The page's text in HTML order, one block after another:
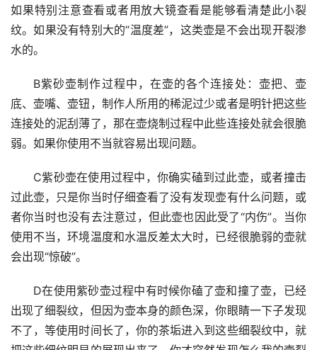
如果特别注意查看或者用放大镜查看是能够看清楚此小裂
纹。如果没有特别大的“温度差”，这类壶是不会出现开裂渗
水的。
B紫砂壶制作过程中，在壶的各个连接处：壶把、壶
底、壶嘴、壶钮，制作人所用的稀泥过少或者是明针把这些
连接处的泥刮薄了，那在壶烧制过程中此些连接处就会很脆
弱。如果你使用不当就容易出现问题。
C紫砂壶在使用过程中，你确实磕到过此壶，或者撞击
过此壶，只是你当时仔细查看了没有发现壶有什么问题，或
者你当时也没有去注意过，但此壶也因此受了“内伤”。当你
使用不当，环境温度和水温反差太大时，已经很脆弱的壶就
会出现“惊破”。
D在使用紫砂壶过程中有时候你磕了壶和撞了壶，已经
出现了细裂纹，但因为壶本身的颜色深，你眼睛一下子发现
不了，等使用时间长了，你的茶垢进入到这些细裂纹中，就